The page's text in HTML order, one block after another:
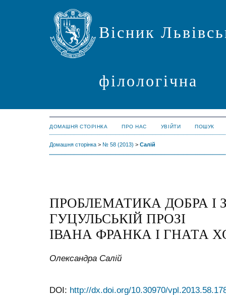
Вісник
філологічна
ДОМАШНЯ СТОРІНКА ПРО НАС УВІЙТИ ПОШУК
Домашня сторінка > № 58 (2013) > Салій
ПРОБЛЕМАТИКА ДОБРА І
ГУЦУЛЬСЬКІЙ ПРОЗІ
ІВАНА ФРАНКА І ГНАТА
Олександра Салій
DOI: http://dx.doi.org/10.30970/